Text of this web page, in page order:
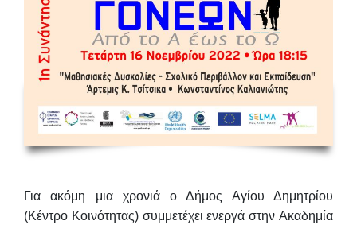
Για ακόμη μια χρονιά ο Δήμος Αγίου Δημητρίου
(Κέντρο Κοινότητας) συμμετέχει ενεργά στην Ακαδημία